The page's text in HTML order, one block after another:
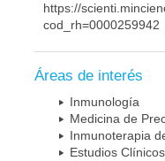
https://
cod_rh=0000259942
Áreas de interés
Inmunología
Medicina de
Inmunoterapia
Estudios Clínicos